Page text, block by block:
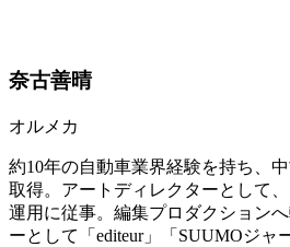
奈古善晴
オルメカ
約10年の自動車業界経験を持ち、
取得。アートディレクターとして
運用に従事。編集プロダクション
ーとして「editeur」「SUUMOジャ